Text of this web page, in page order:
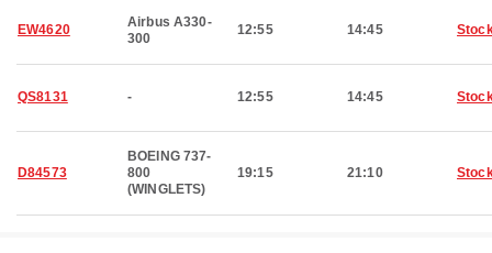
EW4620
Airbus A330-
300
12:55 14:45
QS8131 - 12:55 14:45
D84573
BOEING 737-
800
(WINGLETS)
19:15 21:10